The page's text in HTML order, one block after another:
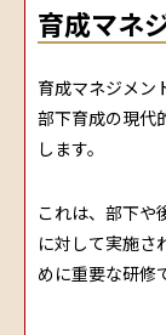
育成マネ
育成マネジメン
部下育成の現代
します。
これは、部下や
に対して実施さ
めに重要な研修